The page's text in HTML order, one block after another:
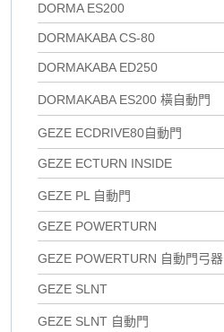
DORMA ES200
DORMAKABA CS-80
DORMAKABA ED250
DORMAKABA ES200 橫自動門
GEZE ECDRIVE80自動門
GEZE ECTURN INSIDE
GEZE PL 自動門
GEZE POWERTURN
GEZE POWERTURN 自動門弓器
GEZE SLNT
GEZE SLNT 自動門